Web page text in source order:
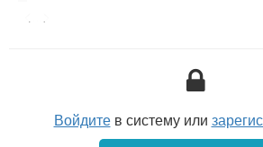
сессии в учебном году
отпуск
календарных дней.
Работникам,
Войдитев систему или